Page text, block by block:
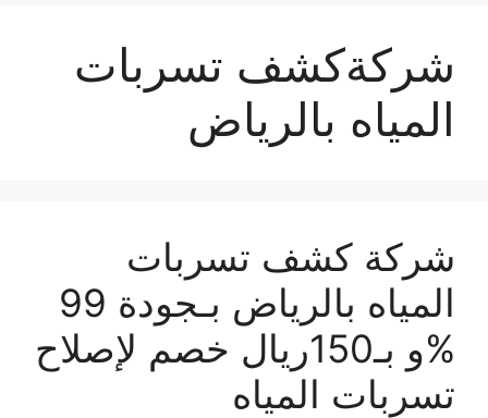
شركةكشف تسربات
المياه بالرياض
شركة كشف تسربات
المياه بالرياض بـجودة 99
%و بـ150ريال خصم لإصلاح
تسربات المياه